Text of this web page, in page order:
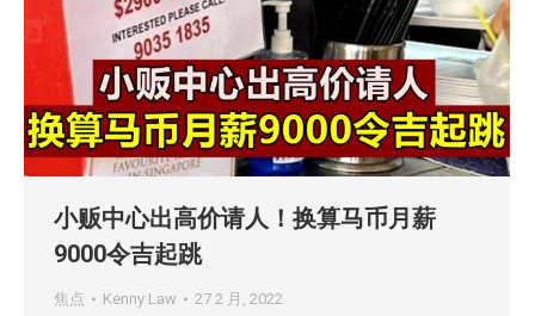
小贩中心出高价请人！换算马币月薪
9000令吉起跳
焦点 Kenny Law 27 2 月, 2022